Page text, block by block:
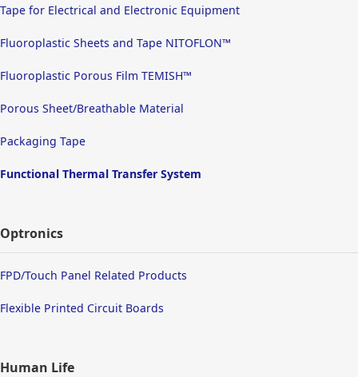
Tape for Electrical and Electronic Equipment
Fluoroplastic Sheets and Tape NITOFLON™
Fluoroplastic Porous Film TEMISH™
Porous Sheet/Breathable Material
Packaging Tape
Functional Thermal Transfer System
Optronics
FPD/Touch Panel Related Products
Flexible Printed Circuit Boards
Human Life